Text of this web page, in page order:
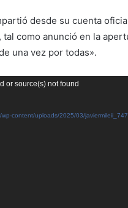
desde su cuenta
como anunció en la
una vez por todas».
or source(s) not found
content/uploads/2025/03/